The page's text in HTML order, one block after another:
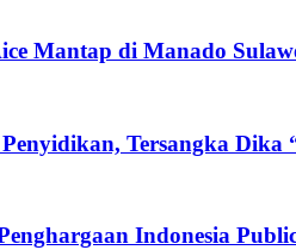
Mantap di Manado
Tersangka
Indonesia